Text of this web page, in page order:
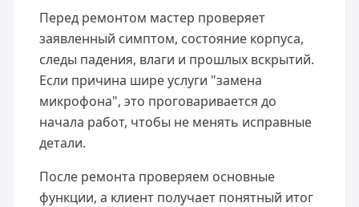
Перед ремонтом мастер проверяет
заявленный симптом, состояние корпуса,
следы падения, влаги и прошлых вскрытий.
Если причина шире услуги "замена
микрофона", это проговаривается до
начала работ, чтобы не менять исправные
детали.
После ремонта проверяем основные
функции, а клиент получает понятный итог